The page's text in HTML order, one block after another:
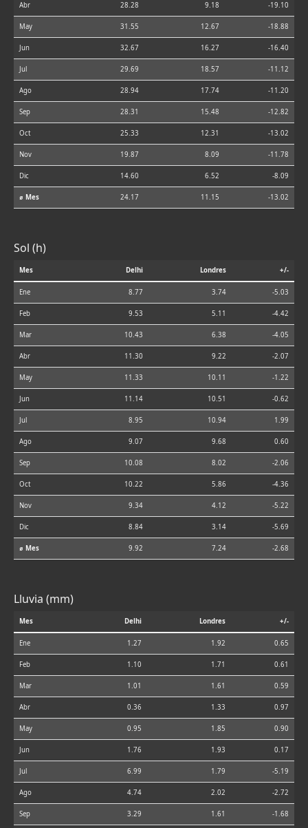
Abr 28.28 9.18 -19.10
May 31.55 12.67 -18.88
Jun 32.67 16.27 -16.40
Jul 29.69 18.57 -11.12
Ago 28.94 17.74 -11.20
Sep 28.31 15.48 -12.82
Oct 25.33 12.31 -13.02
Nov 19.87 8.09 -11.78
Dic 14.60 6.52 -8.09
⌀ Mes 24.17 11.15 -13.02
Sol (h)
Mes Delhi Londres +/-
Ene 8.77 3.74 -5.03
Feb 9.53 5.11 -4.42
Mar 10.43 6.38 -4.05
Abr 11.30 9.22 -2.07
May 11.33 10.11 -1.22
Jun 11.14 10.51 -0.62
Jul 8.95 10.94 1.99
Ago 9.07 9.68 0.60
Sep 10.08 8.02 -2.06
Oct 10.22 5.86 -4.36
Nov 9.34 4.12 -5.22
Dic 8.84 3.14 -5.69
⌀ Mes 9.92 7.24 -2.68
Lluvia (mm)
Mes Delhi Londres +/-
Ene 1.27 1.92 0.65
Feb 1.10 1.71 0.61
Mar 1.01 1.61 0.59
Abr 0.36 1.33 0.97
May 0.95 1.85 0.90
Jun 1.76 1.93 0.17
Jul 6.99 1.79 -5.19
Ago 4.74 2.02 -2.72
Sep 3.29 1.61 -1.68